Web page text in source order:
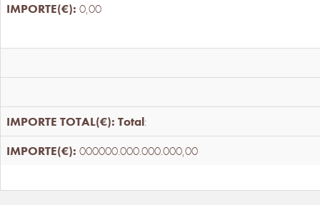
0,00
Total:
000000.000.000.000,00